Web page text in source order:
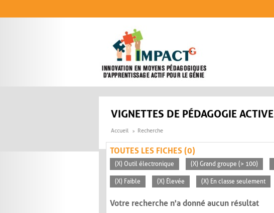
VIGNETTES DE PÉDAGOGIE ACTIVE
Accueil Recherche
TOUTES LES FICHES (0)
(X) Outil électronique (X) Grand groupe (> 100)
(X) Faible (X) Élevée (X) En classe seulement
Votre recherche n'a donné aucun résultat